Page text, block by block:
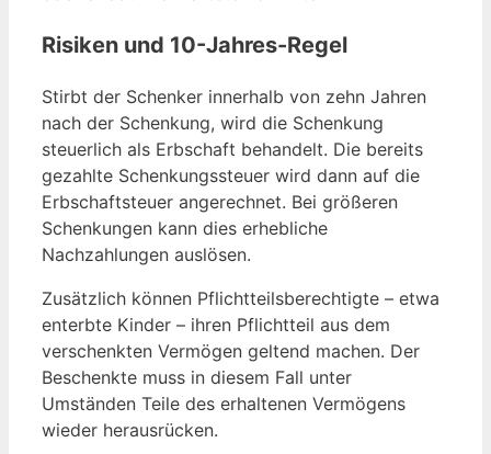
Risiken und 10-Jahres-Regel
Stirbt der Schenker innerhalb von zehn Jahren
nach der Schenkung, wird die Schenkung
steuerlich als Erbschaft behandelt. Die bereits
gezahlte Schenkungssteuer wird dann auf die
Erbschaftsteuer angerechnet. Bei größeren
Schenkungen kann dies erhebliche
Nachzahlungen auslösen.
Zusätzlich können Pflichtteilsberechtigte – etwa
enterbte Kinder – ihren Pflichtteil aus dem
verschenkten Vermögen geltend machen. Der
Beschenkte muss in diesem Fall unter
Umständen Teile des erhaltenen Vermögens
wieder herausrücken.